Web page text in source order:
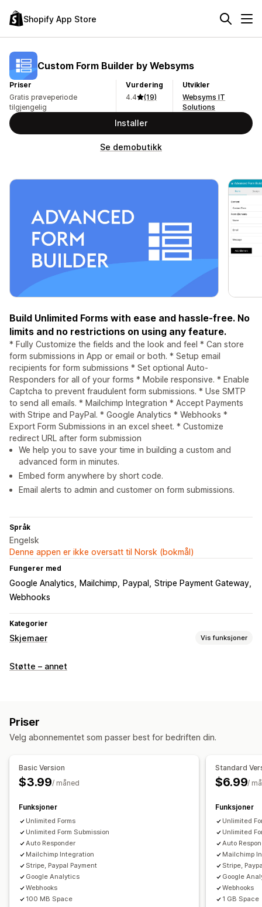
Shopify App Store
Custom Form Builder by Websyms
Priser
Gratis prøveperiode
tilgjengelig
Vurdering
4.4
(19)
Utvikler
Websyms IT
Solutions
Installer
Se demobutikk
Build Unlimited Forms with ease and hassle-free. No
limits and no restrictions on using any feature.
* Fully Customize the fields and the look and feel * Can store
form submissions in App or email or both. * Setup email
recipients for form submissions * Set optional Auto-
Responders for all of your forms * Mobile responsive. * Enable
Captcha to prevent fraudulent form submissions. * Use SMTP
to send all emails. * Mailchimp Integration * Accept Payments
with Stripe and PayPal. * Google Analytics * Webhooks *
Export Form Submissions in an excel sheet. * Customize
redirect URL after form submission
We help you to save your time in building a custom and
advanced form in minutes.
Embed form anywhere by short code.
Email alerts to admin and customer on form submissions.
Språk
Engelsk
Denne appen er ikke oversatt til Norsk (bokmål)
Fungerer med
Google Analytics Mailchimp Paypal
Stripe Payment Gateway
Webhooks
Kategorier
Skjemaer Vis funksjoner
Skjematyper
Spørreundersøkelser
Dra-og-slipp-redigeringsverktøy
Skrifttype og farge
Egendefinerte felt
Integrerte skjemaer
Dataadministrasjon
E-postsvar Dataeksport CAPTCHA
Støtte – annet
Priser
Velg abonnementet som passer best for bedriften din.
Basic Version
$3.99/ måned
Funksjoner
Unlimited Forms
Unlimited Form Submission
Auto Responder
Mailchimp Integration
Stripe, Paypal Payment
Google Analytics
Webhooks
100 MB Space
Standard
$6.99/
Funksjoner
Unlimited
Unlimited
Auto
Mailchimp
Stripe,
Google
Webhooks
1 GB Space